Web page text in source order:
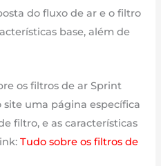
do fluxo de ar e o filtro
base, além de
os filtros de ar Sprint
site uma página específica
filtro, e as características
Tudo sobre os filtros de